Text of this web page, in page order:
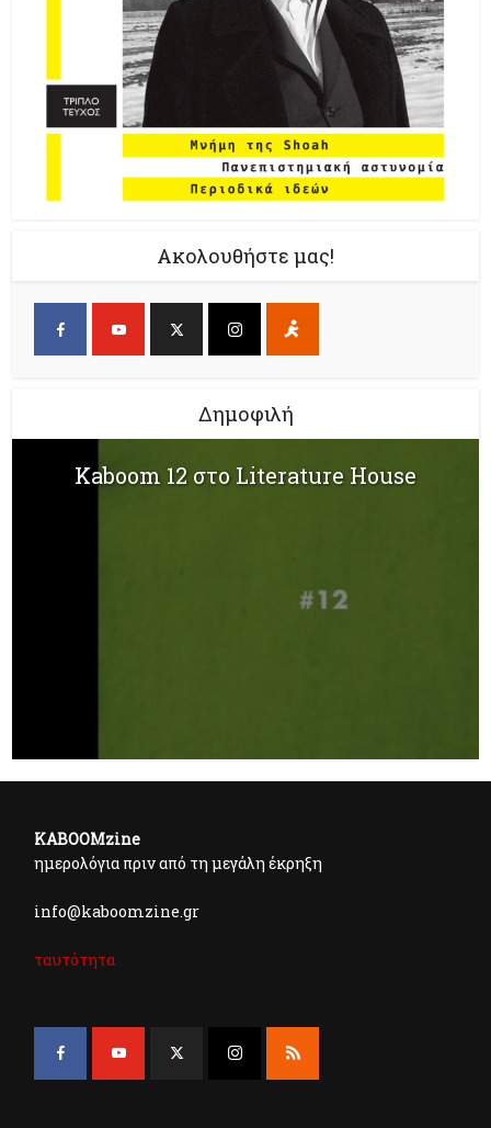
Ακολουθήστε μας!
Δημοφιλή
Kaboom 12 στο Literature House
KABOOMzine
ημερολόγια πριν από τη μεγάλη έκρηξη
info@kaboomzine.gr
ταυτότητα